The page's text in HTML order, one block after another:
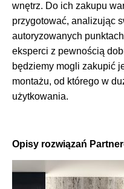
wnętrz. Do ich zakupu
przygotować, analizując
autoryzowanych
eksperci z pewnością
będziemy mogli zakupić
montażu, od którego w
użytkowania.
Opisy rozwiązań